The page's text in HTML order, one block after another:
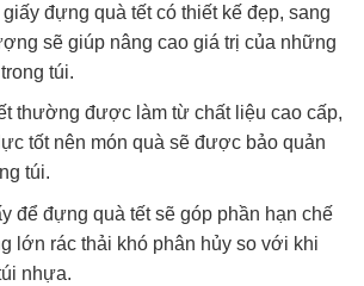
đựng quà tết có thiết kế đẹp, sang
sẽ giúp nâng cao giá trị của những
túi.
thường được làm từ chất liệu cao cấp,
tốt nên món quà sẽ được bảo quản
túi.
để đựng quà tết sẽ góp phần hạn chế
lớn rác thải khó phân hủy so với khi
nhựa.